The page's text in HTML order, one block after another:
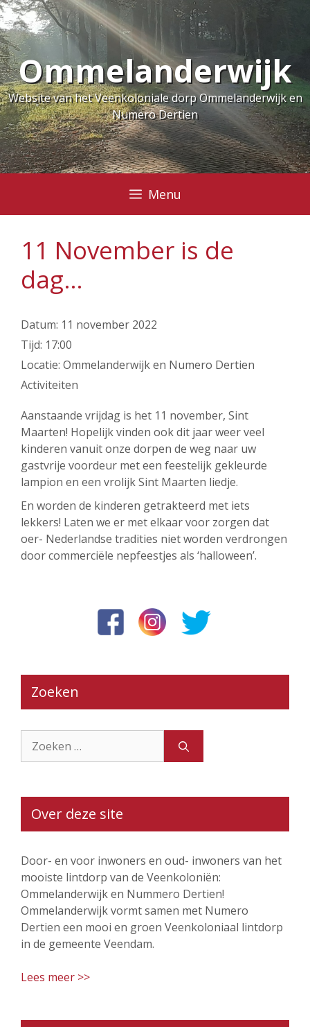
Ga
naar
de
inhoudOmmelanderwijk
Website van het Veenkoloniale dorp Ommelanderwijk en
Numero Dertien
Menu
11 November is de
dag…
Datum: 11 november 2022
Tijd: 17:00
Locatie: Ommelanderwijk en Numero Dertien
Activiteiten
Aanstaande vrijdag is het 11 november, Sint
Maarten! Hopelijk vinden ook dit jaar weer veel
kinderen vanuit onze dorpen de weg naar uw
gastvrije voordeur met een feestelijk gekleurde
lampion en een vrolijk Sint Maarten liedje.
En worden de kinderen getrakteerd met iets
lekkers! Laten we er met elkaar voor zorgen dat
oer- Nederlandse tradities niet worden verdrongen
door commerciële nepfeestjes als ‘halloween’.
Zoeken
naar:
Over deze site
Door- en voor inwoners en oud- inwoners van het
mooiste lintdorp van de Veenkoloniën:
Ommelanderwijk en Nummero Dertien!
Ommelanderwijk vormt samen met Numero
Dertien een mooi en groen Veenkoloniaal lintdorp
in de gemeente Veendam.
Lees meer >>